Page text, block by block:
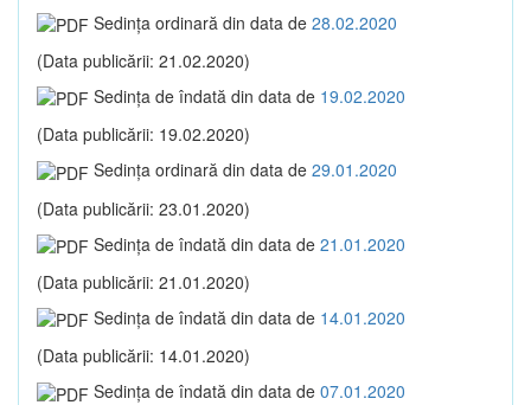
Sedinţa ordinară din data de 28.02.2020
(Data publicării: 21.02.2020)
Sedinţa de îndată din data de 19.02.2020
(Data publicării: 19.02.2020)
Sedinţa ordinară din data de 29.01.2020
(Data publicării: 23.01.2020)
Sedinţa de îndată din data de 21.01.2020
(Data publicării: 21.01.2020)
Sedinţa de îndată din data de 14.01.2020
(Data publicării: 14.01.2020)
Sedinţa de îndată din data de 07.01.2020